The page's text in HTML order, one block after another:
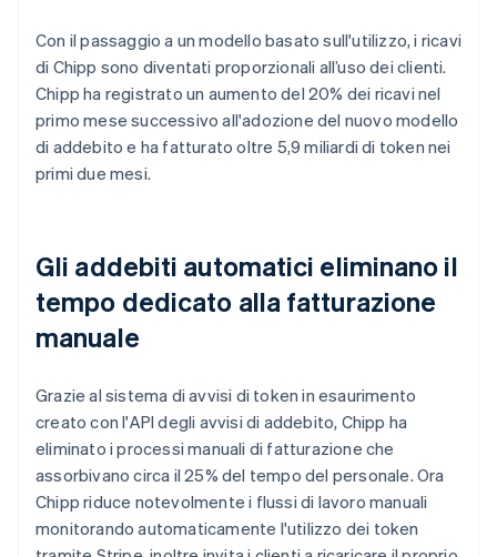
Con il passaggio a un modello basato sull'utilizzo, i ricavi
di Chipp sono diventati proporzionali all’uso dei clienti.
Chipp ha registrato un aumento del 20% dei ricavi nel
primo mese successivo all'adozione del nuovo modello
di addebito e ha fatturato oltre 5,9 miliardi di token nei
primi due mesi.
Gli addebiti automatici eliminano il
tempo dedicato alla fatturazione
manuale
Grazie al sistema di avvisi di token in esaurimento
creato con l'API degli avvisi di addebito, Chipp ha
eliminato i processi manuali di fatturazione che
assorbivano circa il 25% del tempo del personale. Ora
Chipp riduce notevolmente i flussi di lavoro manuali
monitorando automaticamente l'utilizzo dei token